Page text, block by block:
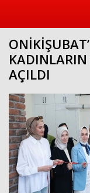
KADINLARIN
AÇILDI